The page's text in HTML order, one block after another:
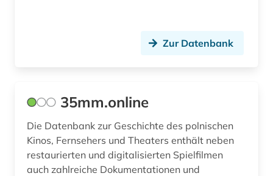
deutschland &lt;ddr, motiv&gt; (2)
deutschland (bundesrepublik) (2)
deutschland (ddr) (9)
deutschland <ddr> (1)
deutschland <sowjetische zone> (1)
deutschlandbild (1)
Zur Datenbank
35mm.online
Die Datenbank zur Geschichte des polnischen
Kinos, Fernsehers und Theaters enthält neben
restaurierten und digitalisierten Spielfilmen
auch zahlreiche Dokumentationen und